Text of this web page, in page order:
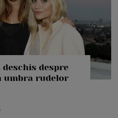
despre
umbra rudelor